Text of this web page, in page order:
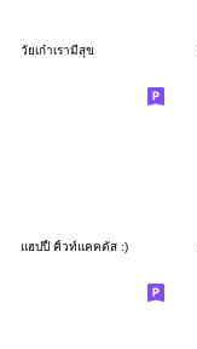
วัยเก๋าเรามีสุข
แฮปปี้ คิ้วท์แคคตัส :)